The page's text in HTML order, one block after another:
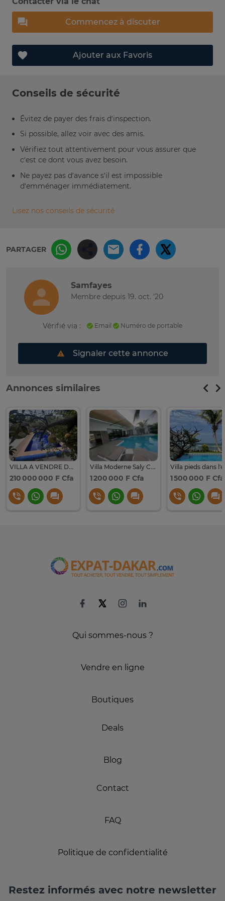
Commencez à discuter
Ajouter aux Favoris
Conseils de sécurité
Évitez de payer des frais d’inspection.
Si possible, allez voir avec des amis.
Vérifiez tout attentivement pour vous assurer que
c’est ce dont vous avez besoin.
Ne payez pas d’avance s’il est impossible
d’emménager immédiatement.
Lisez nos conseils de sécurité
PARTAGER
Samfayes
Membre depuis 19. oct. '20
Vérifié via : Email Numéro de portable
Signaler cette annonce
Annonces similaires
VILLA A VENDRE DANS UNE RESIDENCE SECURISEE 24/24 à Saly 🌊
210 000 000 F Cfa
Villa Moderne Saly Center
1 200 000 F Cfa 1 500 000 F Cfa
Qui sommes-nous ?
Vendre en ligne
Boutiques
Deals
Blog
Contact
FAQ
Politique de confidentialité
Restez informés avec notre newsletter